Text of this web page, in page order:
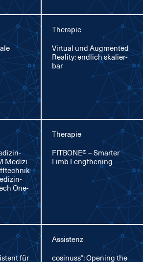
Therapie
Vir­tu­al und Aug­men­ted
Rea­li­ty: end­lich ska­lier­
bar
Me­di­zi­
One­
Therapie
FIT­BO­NE® – Smar­ter
Limb Leng­the­ning
für
Assistenz
co­si­nuss°: Opening the